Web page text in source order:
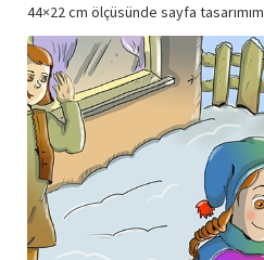
44×22 cm ölçüsünde sayfa tasarımım